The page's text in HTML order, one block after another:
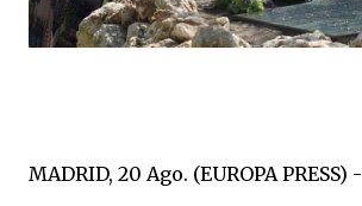
MADRID, 20 Ago. (EUROPA PRESS) -